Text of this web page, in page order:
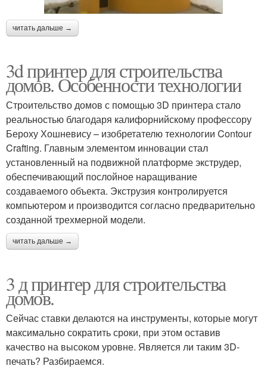
читать дальше →
3d принтер для строительства
домов. Особенности технологии
Строительство домов с помощью 3D принтера стало
реальностью благодаря калифорнийскому профессору
Бероху Хошневису – изобретателю технологии Contour
Crafting. Главным элементом инновации стал
установленный на подвижной платформе экструдер,
обеспечивающий послойное наращивание
создаваемого объекта. Экструзия контролируется
компьютером и производится согласно предварительно
созданной трехмерной модели.
читать дальше →
3 д принтер для строительства
домов.
Сейчас ставки делаются на инструменты, которые могут
максимально сократить сроки, при этом оставив
качество на высоком уровне. Является ли таким 3D-
печать? Разбираемся.